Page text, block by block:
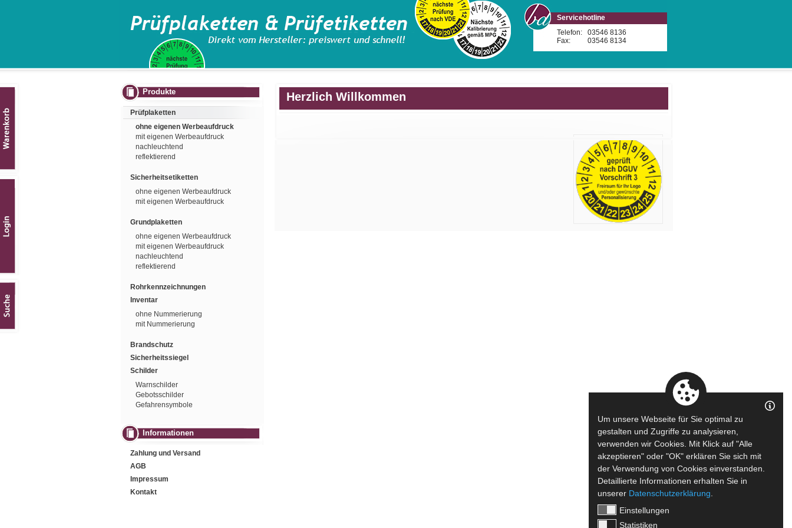
Servicehotline
Telefon: 03546 8136
Fax:
03546 8134
Produkte
Prüfplaketten
ohne eigenen Werbeaufdruck
mit eigenen Werbeaufdruck
nachleuchtend
reflektierend
Sicherheitsetiketten
ohne eigenen Werbeaufdruck
mit eigenen Werbeaufdruck
Grundplaketten
ohne eigenen Werbeaufdruck
mit eigenen Werbeaufdruck
nachleuchtend
reflektierend
Rohrkennzeichnungen
Inventar
ohne Nummerierung
mit Nummerierung
Brandschutz
Sicherheitssiegel
Schilder
Warnschilder
Gebotsschilder
Gefahrensymbole
Informationen
Zahlung und Versand
AGB
Impressum
Kontakt
Herzlich Willkommen
Um unsere Webseite für Sie optimal zu
gestalten und Zugriffe zu analysieren,
verwenden wir Cookies. Mit Klick auf "Alle
akzeptieren" oder "OK" erklären Sie sich mit
der Verwendung von Cookies einverstanden.
Detaillierte Informationen erhalten Sie in
unserer Datenschutzerklärung
Einstellungen
Statistiken